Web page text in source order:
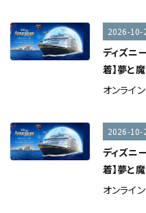
2026-10-
ディズニ
着】夢と
オンライ
2026-10-
ディズニ
着】夢と
オンライ